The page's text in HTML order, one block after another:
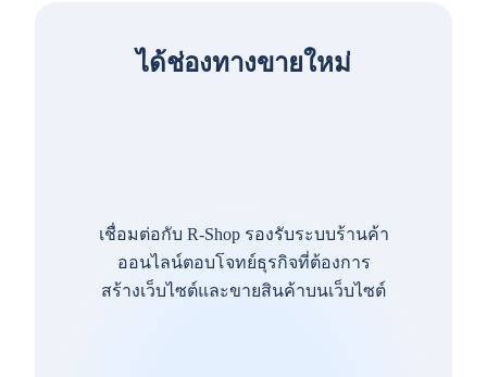
ได้ช่องทางขายใหม่
เชื่อมต่อกับ R-Shop รองรับระบบร้านค้า
ออนไลน์ตอบโจทย์ธุรกิจที่ต้องการ
สร้างเว็บไซต์และขายสินค้าบนเว็บไซต์